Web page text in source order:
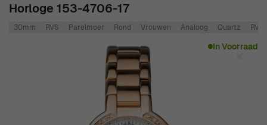
Horloge 153-4706-17
30mm RVS Parelmoer Rond Vrouwen Analoog Quartz RVS
In Voorraad
Click to view image in fullscreen